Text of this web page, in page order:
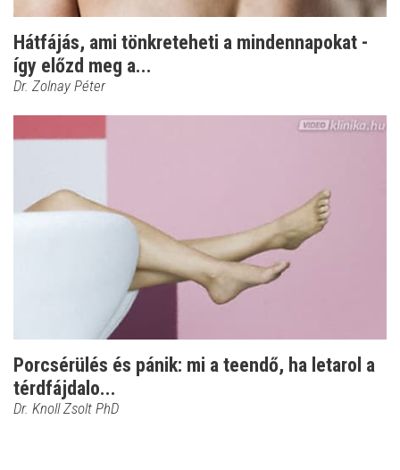
Hátfájás, ami tönkreteheti a mindennapokat -
így előzd meg a...
Dr. Zolnay Péter
Porcsérülés és pánik: mi a teendő, ha letarol a
térdfájdalo...
Dr. Knoll Zsolt PhD